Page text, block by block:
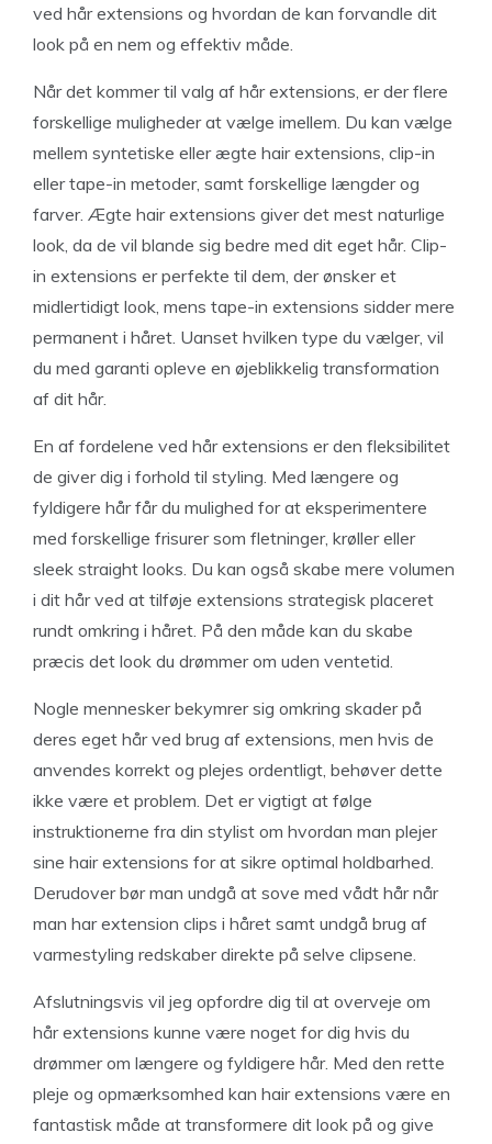
ved hår extensions og hvordan de kan forvandle dit
look på en nem og effektiv måde.
Når det kommer til valg af hår extensions, er der flere
forskellige muligheder at vælge imellem. Du kan vælge
mellem syntetiske eller ægte hair extensions, clip-in
eller tape-in metoder, samt forskellige længder og
farver. Ægte hair extensions giver det mest naturlige
look, da de vil blande sig bedre med dit eget hår. Clip-
in extensions er perfekte til dem, der ønsker et
midlertidigt look, mens tape-in extensions sidder mere
permanent i håret. Uanset hvilken type du vælger, vil
du med garanti opleve en øjeblikkelig transformation
af dit hår.
En af fordelene ved hår extensions er den fleksibilitet
de giver dig i forhold til styling. Med længere og
fyldigere hår får du mulighed for at eksperimentere
med forskellige frisurer som fletninger, krøller eller
sleek straight looks. Du kan også skabe mere volumen
i dit hår ved at tilføje extensions strategisk placeret
rundt omkring i håret. På den måde kan du skabe
præcis det look du drømmer om uden ventetid.
Nogle mennesker bekymrer sig omkring skader på
deres eget hår ved brug af extensions, men hvis de
anvendes korrekt og plejes ordentligt, behøver dette
ikke være et problem. Det er vigtigt at følge
instruktionerne fra din stylist om hvordan man plejer
sine hair extensions for at sikre optimal holdbarhed.
Derudover bør man undgå at sove med vådt hår når
man har extension clips i håret samt undgå brug af
varmestyling redskaber direkte på selve clipsene.
Afslutningsvis vil jeg opfordre dig til at overveje om
hår extensions kunne være noget for dig hvis du
drømmer om længere og fyldigere hår. Med den rette
pleje og opmærksomhed kan hair extensions være en
fantastisk måde at transformere dit look på og give